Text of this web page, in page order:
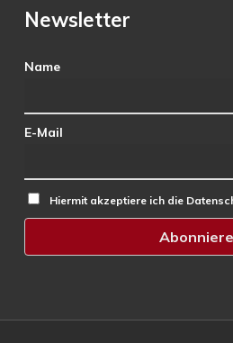
Newsletter
Name
E-Mail
Hiermit akzeptiere ich die